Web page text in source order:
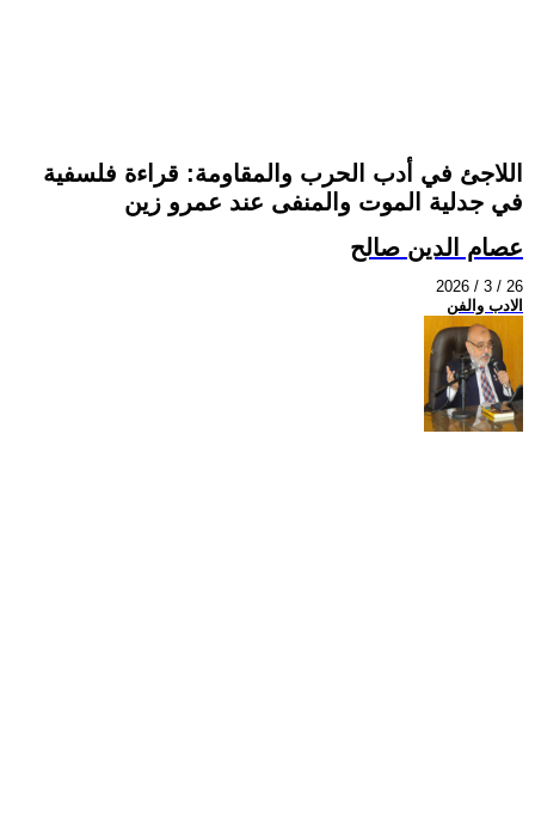
اللاجئ في أدب الحرب والمقاومة: قراءة فلسفية
في جدلية الموت والمنفى عند عمرو زين
عصام الدين صالح
2026 / 3 / 26
الادب والفن